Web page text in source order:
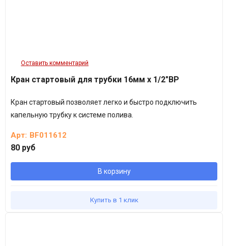
Оставить комментарий
Кран стартовый для трубки 16мм х 1/2"ВР
Кран стартовый позволяет легко и быстро подключить
капельную трубку к системе полива.
Арт: BF011612
80 руб
В корзину
Купить в 1 клик